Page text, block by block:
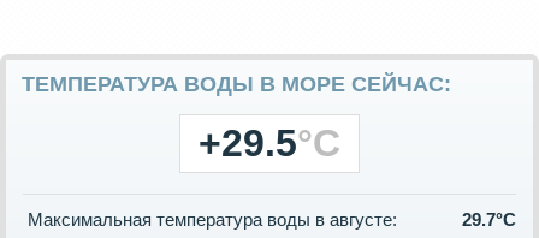
ТЕМПЕРАТУРА ВОДЫ В МОРЕ СЕЙЧАС:
+29.5°C
Максимальная температура воды в августе:
29.7°C